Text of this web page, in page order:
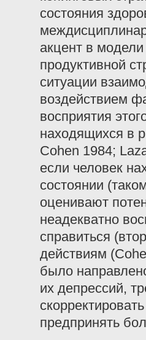
состояния
акцент в
продуктивной
ситуации
воздействием
восприятия
находящихся в
Cohen 1984;
если человек
состоянии
оценивают
неадекватно
справиться
действиям
было
их депрессий,
предпринять